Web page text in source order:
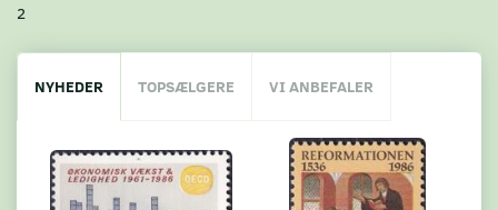
2
NYHEDER TOPSÆLGERE VI ANBEFALER